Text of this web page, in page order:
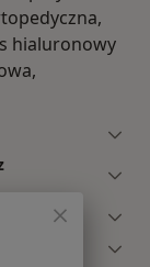
hialuronowy
wizycie?